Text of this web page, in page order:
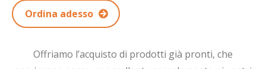
Ordina adesso
Offriamo l’acquisto di prodotti già pronti, che